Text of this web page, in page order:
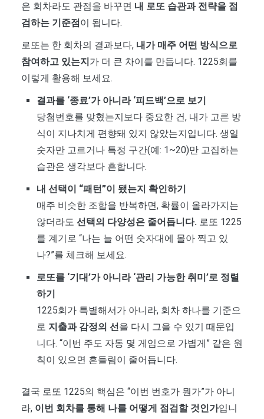
은 회차라도 관점을 바꾸면 내 로또 습관과 전략을 점
검하는 기준점이 됩니다.
로또는 한 회차의 결과보다, 내가 매주 어떤 방식으로
참여하고 있는지가 더 큰 차이를 만듭니다. 1225회를
이렇게 활용해 보세요.
결과를 ‘종료’가 아니라 ‘피드백’으로 보기
당첨번호를 맞혔는지보다 중요한 건, 내가 고른 방
식이 지나치게 편향돼 있지 않았는지입니다. 생일
숫자만 고르거나 특정 구간(예: 1~20)만 고집하는
습관은 생각보다 흔합니다.
내 선택이 “패턴”이 됐는지 확인하기
매주 비슷한 조합을 반복하면, 확률이 올라가지는
않더라도 선택의 다양성은 줄어듭니다. 로또 1225
를 계기로 “나는 늘 어떤 숫자대에 몰아 찍고 있
나?”를 체크해 보세요.
로또를 ‘기대’가 아니라 ‘관리 가능한 취미’로 정렬
하기
1225회가 특별해서가 아니라, 회차 하나를 기준으
로 지출과 감정의 선을 다시 그을 수 있기 때문입
니다. “이번 주도 자동 몇 게임으로 가볍게” 같은 원
칙이 있으면 흔들림이 줄어듭니다.
결국 로또 1225의 핵심은 “이번 번호가 뭔가”가 아니
라, 이번 회차를 통해 나를 어떻게 점검할 것인가입니